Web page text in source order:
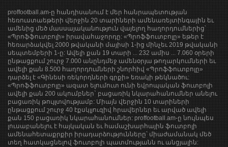
proffootball.am-ը հանդիսանում է մեր հանրապետության
հեռուստաեթերի վերջին 20 տարիների ամենառեյտինգային եւ
ամենից մեծ մասսայականություն վայելող հաղորդումներից՝
«Պրոֆֆուտբոլի» իրավահաջորդը: «Պրոֆֆուտբոլը» եթեր է
հեռարձակվել 2000 թվականի մայիսի 1-ից մինչեւ 2019 թվականի
սեպտեմբերի 1-ը: Ավելի քան 19 տարի ... 232 ամիս ... 7.060 օրերի
ընթացքում շուրջ 7.000 անընդմեջ ամենօրյա թողարկումների եւ
ավելի քան 8.500 հաղորդումների շնորհիվ «Պրոֆֆուտբոլը»
դարձել է «Գինեսի ռեկորդների գրքի» եռակի թեկնածու:
«Պրոֆֆուտբոլը» ազատ ելումուտ ունի եվրոպական ֆուտբոլի
ավելի քան 200 ակումբներ` բացառիկ նկարահանումներ անելու
բացառիկ թույլտվությամբ: Միայն վերջին 10 տարիների
ընթացքում շուրջ 40 էքսկլյուզիվ հրավերներ եւ արված ավելի
քան 150 բացառիկ նկարահանումներ: proffootball.am-ը նույնպես
լուսաբանելու է հայկական եւ համաշխարհային ֆուտբոլի
ամենահետաքրքիր իրադարձությունները՝ միաժամանակ մեծ
տեղ հատկացնելով ֆուտբոլի պատմությանն ու անցյալին: